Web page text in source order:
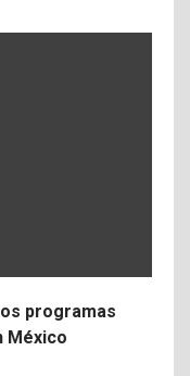
programas
México